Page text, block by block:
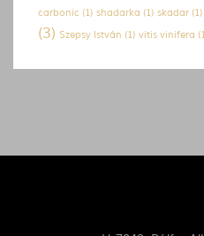
carbonic (1) shadarka (1) skadar (1)
(3) Szepsy István (1) vitis vinifera